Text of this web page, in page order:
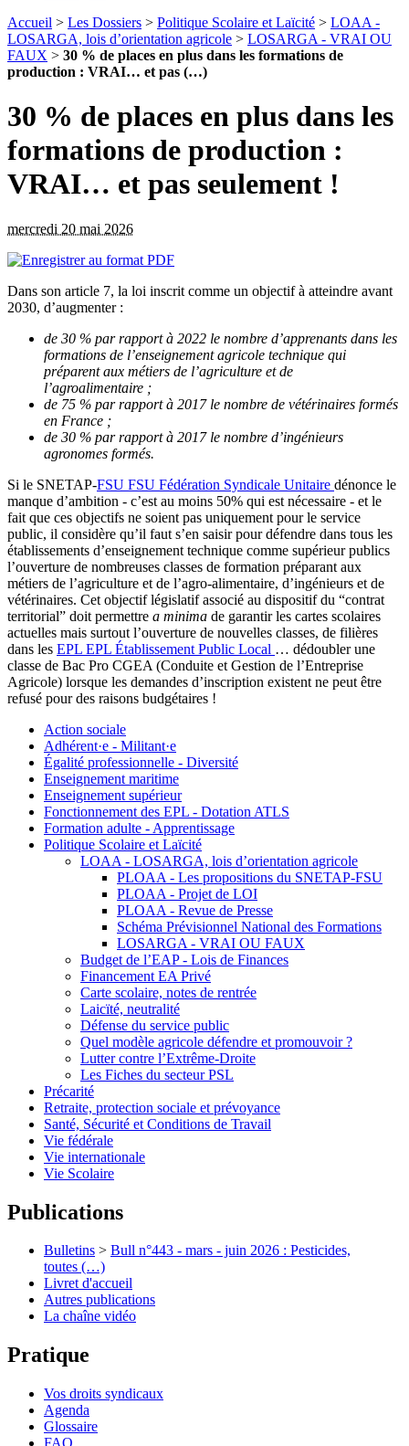
Accueil > Les Dossiers > Politique Scolaire et Laïcité > LOAA -
LOSARGA, lois d’orientation agricole > LOSARGA - VRAI OU
FAUX > 30 % de places en plus dans les formations de
production : VRAI… et pas (…)
30 % de places en plus dans les
formations de production :
VRAI… et pas seulement !
mercredi 20 mai 2026
Dans son article 7, la loi inscrit comme un objectif à atteindre avant
2030, d’augmenter :
de 30 % par rapport à 2022 le nombre d’apprenants dans les
formations de l’enseignement agricole technique qui
préparent aux métiers de l’agriculture et de
l’agroalimentaire ;
de 75 % par rapport à 2017 le nombre de vétérinaires formés
en France ;
de 30 % par rapport à 2017 le nombre d’ingénieurs
agronomes formés.
Si le SNETAP-FSU FSU Fédération Syndicale Unitaire dénonce le
manque d’ambition - c’est au moins 50% qui est nécessaire - et le
fait que ces objectifs ne soient pas uniquement pour le service
public, il considère qu’il faut s’en saisir pour défendre dans tous les
établissements d’enseignement technique comme supérieur publics
l’ouverture de nombreuses classes de formation préparant aux
métiers de l’agriculture et de l’agro-alimentaire, d’ingénieurs et de
vétérinaires. Cet objectif législatif associé au dispositif du “contrat
territorial” doit permettre a minima de garantir les cartes scolaires
actuelles mais surtout l’ouverture de nouvelles classes, de filières
dans les EPL EPL Établissement Public Local … dédoubler une
classe de Bac Pro CGEA (Conduite et Gestion de l’Entreprise
Agricole) lorsque les demandes d’inscription existent ne peut être
refusé pour des raisons budgétaires !
Action sociale
Adhérent·e - Militant·e
Égalité professionnelle - Diversité
Enseignement maritime
Enseignement supérieur
Fonctionnement des EPL - Dotation ATLS
Formation adulte - Apprentissage
Politique Scolaire et Laïcité
LOAA - LOSARGA, lois d’orientation agricole
PLOAA - Les propositions du SNETAP-FSU
PLOAA - Projet de LOI
PLOAA - Revue de Presse
Schéma Prévisionnel National des Formations
LOSARGA - VRAI OU FAUX
Budget de l’EAP - Lois de Finances
Financement EA Privé
Carte scolaire, notes de rentrée
Laicïté, neutralité
Défense du service public
Quel modèle agricole défendre et promouvoir ?
Lutter contre l’Extrême-Droite
Les Fiches du secteur PSL
Précarité
Retraite, protection sociale et prévoyance
Santé, Sécurité et Conditions de Travail
Vie fédérale
Vie internationale
Vie Scolaire
Publications
Bulletins > Bull n°443 - mars - juin 2026 : Pesticides,
toutes (…)
Livret d'accueil
Autres publications
La chaîne vidéo
Pratique
Vos droits syndicaux
Agenda
Glossaire